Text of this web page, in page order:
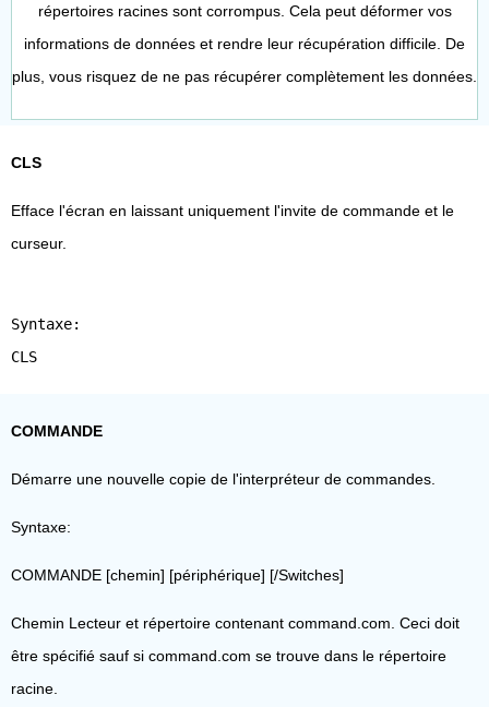
répertoires racines sont corrompus. Cela peut déformer vos
informations de données et rendre leur récupération difficile. De
plus, vous risquez de ne pas récupérer complètement les données.
CLS
Efface l'écran en laissant uniquement l'invite de commande et le
curseur.
Syntaxe:
CLS
COMMANDE
Démarre une nouvelle copie de l'interpréteur de commandes.
Syntaxe:
COMMANDE [chemin] [périphérique] [/Switches]
Chemin Lecteur et répertoire contenant command.com. Ceci doit
être spécifié sauf si command.com se trouve dans le répertoire
racine.